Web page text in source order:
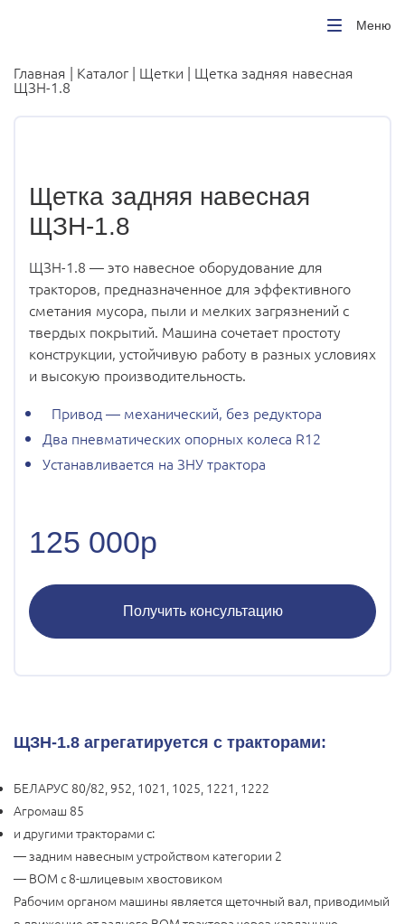
Меню
Главная | Каталог | Щетки | Щетка задняя навесная
ЩЗН-1.8
Щетка задняя навесная
ЩЗН-1.8
ЩЗН-1.8 — это навесное оборудование для
тракторов, предназначенное для эффективного
сметания мусора, пыли и мелких загрязнений с
твердых покрытий. Машина сочетает простоту
конструкции, устойчивую работу в разных условиях
и высокую производительность.
Привод — механический, без редуктора
Два пневматических опорных колеса R12
Устанавливается на ЗНУ трактора
125 000р
Получить консультацию
ЩЗН-1.8 агрегатируется с тракторами:
БЕЛАРУС 80/82, 952, 1021, 1025, 1221, 1222
Агромаш 85
и другими тракторами с:
— задним навесным устройством категории 2
— ВОМ с 8-шлицевым хвостовиком
Рабочим органом машины является щеточный вал, приводимый